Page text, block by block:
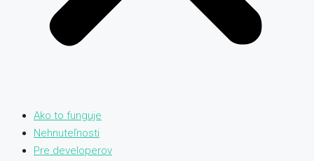
Ako to funguje
Nehnuteľnosti
Pre developerov